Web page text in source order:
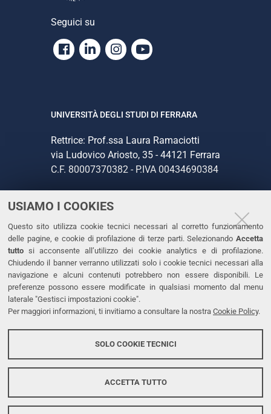
USIAMO I COOKIES
Questo sito utilizza cookie tecnici necessari al corretto funzionamento
delle pagine, e cookie di profilazione di terze parti. Selezionando Accetta
tutto si acconsente all’utilizzo dei cookie analytics e di profilazione.
Chiudendo il banner verranno utilizzati solo i cookie tecnici necessari alla
navigazione e alcuni contenuti potrebbero non essere disponibili. Le
preferenze possono essere modificate in qualsiasi momento dal menu
laterale "Gestisci impostazioni cookie".
Per maggiori informazioni, ti invitiamo a consultare la nostra Cookie Policy.
SOLO COOKIE TECNICI
ACCETTA TUTTO
Seguici su
Facebook
LinkedinInstagram
Youtube
UNIVERSITÀ DEGLI STUDI DI FERRARA
Rettrice: Prof.ssa Laura Ramaciotti
via Ludovico Ariosto, 35 - 44121 Ferrara
C.F. 80007370382 - P.IVA 00434690384
CONTATTI
Tel. +39 0532 293111
Fax. +39 0532 293031
PEC
LINKS
Dichiarazione di accessibilità
Protezione dati personali